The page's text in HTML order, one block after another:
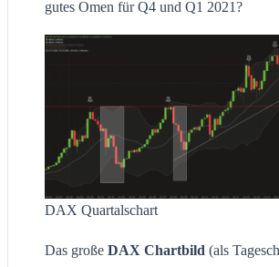
gutes Omen für Q4 und Q1 2021?
DAX Quartalschart
Das große DAX Chartbild (als